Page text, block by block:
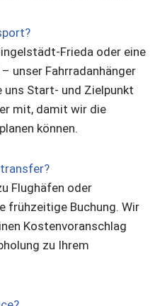
Frieda oder eine
unser Fahrradanhänger
uns Start- und Zielpunkt
mit, damit wir die
können.
Flughäfen oder
frühzeitige Buchung. Wir
Kostenvoranschlag
zu Ihrem